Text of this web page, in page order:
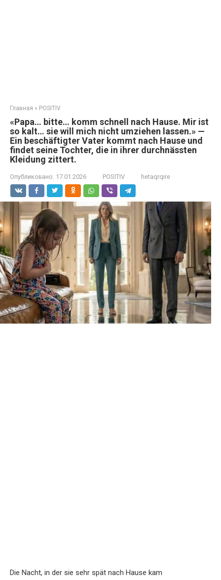
Главная » POSITIV
«Papa… bitte… komm schnell nach Hause. Mir ist
so kalt… sie will mich nicht umziehen lassen.» —
Ein beschäftigter Vater kommt nach Hause und
findet seine Tochter, die in ihrer durchnässten
Kleidung zittert.
Опубликовано: 17.01.2026 POSITIV hetaqrqire
Die Nacht, in der sie sehr spät nach Hause kam